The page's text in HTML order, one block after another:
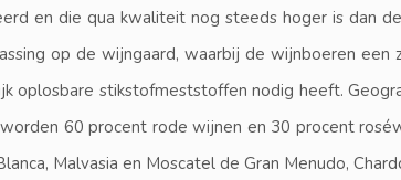
en die qua kwaliteit nog steeds hoger is dan
op de wijngaard, waarbij de wijnboeren
oplosbare stikstofmeststoffen nodig heeft.
60 procent rode wijnen en 30 procent
Malvasia en Moscatel de Gran Menudo,